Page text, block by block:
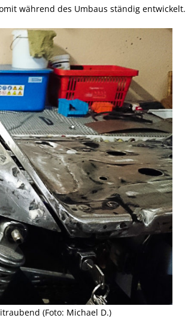
während des Umbaus ständig entwickelt.
(Foto: Michael D.)